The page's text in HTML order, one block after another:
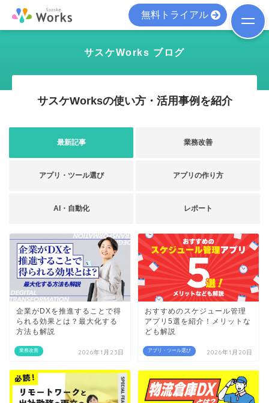
無料トライアル
サスケWorks ブログ
サスケWorksの使い方・活用事例を紹介
最新記事 業務改善
アプリ・ツール選び アプリの作り方
AI・自動化 レポート
業務改善
企業がDXを推進することで得
られる効果とは？最大化する
方法も解説
2026年1月23日 アプリ・ツール選び
おすすめのスケジュール管理
アプリ5選を紹介！メリットな
ども解説
2026年1月20日